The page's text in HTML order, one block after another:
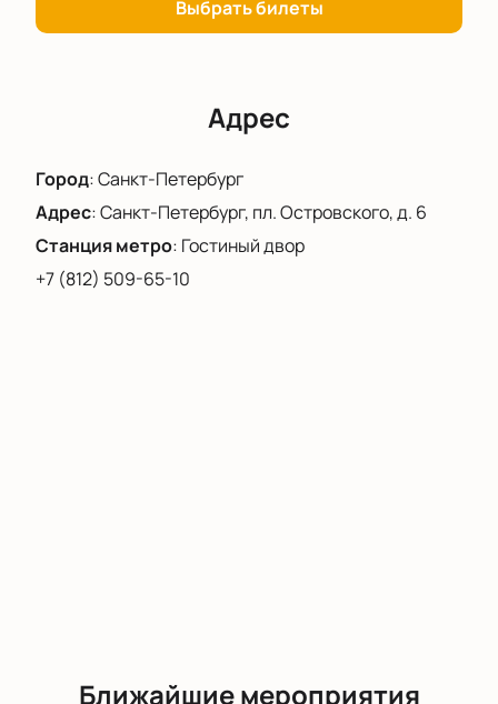
взрослым. Не забудьте прийти пораньше, ведь с
Выбрать билеты
Адрес
Город:Санкт-Петербург
Адрес:Санкт-Петербург, пл. Островского, д. 6
Станция метро: Гостиный двор
+7 (812) 509-65-10
Ближайшие мероприятия